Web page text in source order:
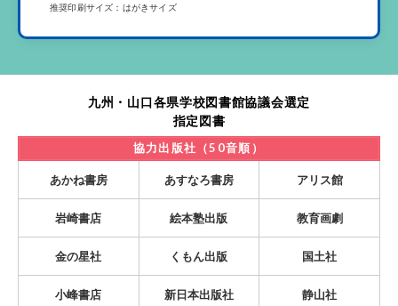
推奨印刷サイズ：はがきサイズ
九州・山口各県学校図書館協議会選定
指定図書
協力出版社（50音順）
あかね書房 あすなろ書房 アリス館
岩崎書店 絵本塾出版 教育画劇
金の星社 くもん出版 国土社
小峰書店 新日本出版社 静山社